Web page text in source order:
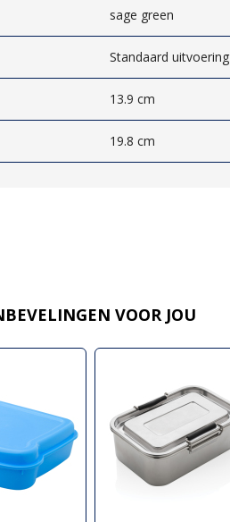
sage green
Standaard uitvoering
13.9 cm
19.8 cm
VOOR JOU